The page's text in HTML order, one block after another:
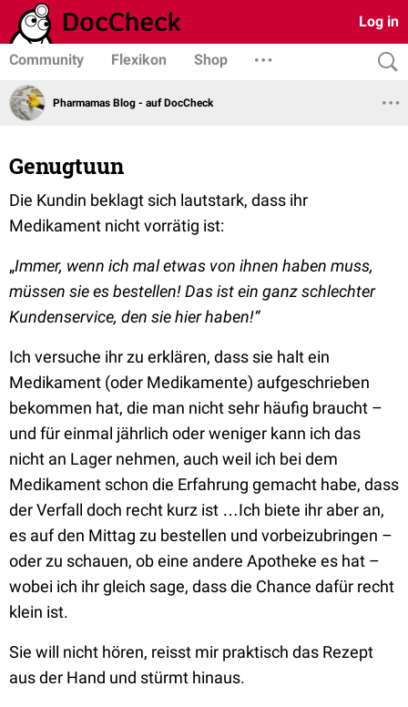
Log in
Community Flexikon Shop
Pharmamas Blog - auf DocCheck
Genugtuun
Die Kundin beklagt sich lautstark, dass ihr
Medikament nicht vorrätig ist:
„Immer, wenn ich mal etwas von ihnen haben muss,
müssen sie es bestellen! Das ist ein ganz schlechter
Kundenservice, den sie hier haben!“
Ich versuche ihr zu erklären, dass sie halt ein
Medikament (oder Medikamente) aufgeschrieben
bekommen hat, die man nicht sehr häufig braucht –
und für einmal jährlich oder weniger kann ich das
nicht an Lager nehmen, auch weil ich bei dem
Medikament schon die Erfahrung gemacht habe, dass
der Verfall doch recht kurz ist …Ich biete ihr aber an,
es auf den Mittag zu bestellen und vorbeizubringen –
oder zu schauen, ob eine andere Apotheke es hat –
wobei ich ihr gleich sage, dass die Chance dafür recht
klein ist.
Sie will nicht hören, reisst mir praktisch das Rezept
aus der Hand und stürmt hinaus.